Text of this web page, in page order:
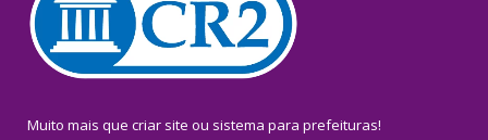
Muito mais que criar site ou sistema para prefeituras!